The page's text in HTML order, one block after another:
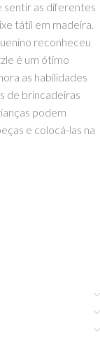
sentir as diferentes
tátil em madeira.
reconheceu
é um ótimo
as habilidades
de brincadeiras
podem
e colocá-las na